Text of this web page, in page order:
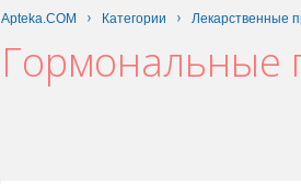
Apteka.COM Категории Лекарственные
Гормональные